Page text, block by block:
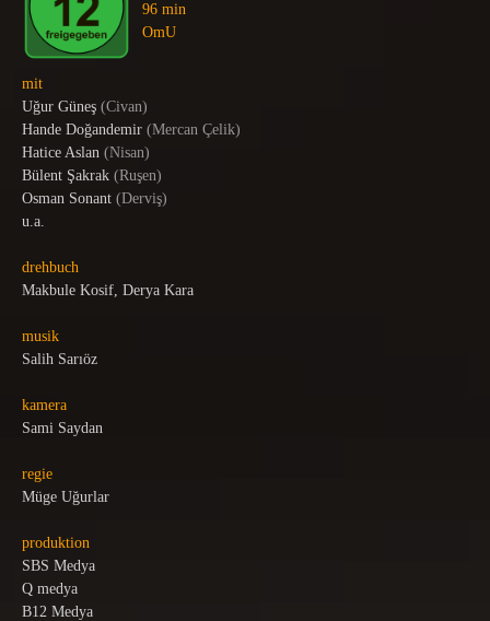
96 min
OmU
mit
Uğur Güneş (Civan)
Hande Doğandemir (Mercan Çelik)
Hatice Aslan (Nisan)
Bülent Şakrak (Ruşen)
Osman Sonant (Derviş)
u.a.
drehbuch
Makbule Kosif, Derya Kara
musik
Salih Sarıöz
kamera
Sami Saydan
regie
Müge Uğurlar
produktion
SBS Medya
Q medya
B12 Medya